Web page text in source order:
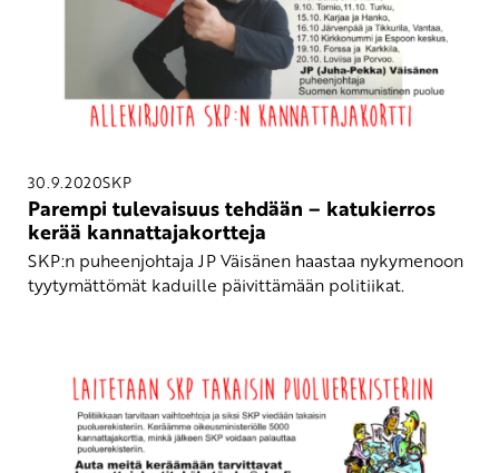
30.9.2020SKP
Parempi tulevaisuus tehdään – katukierros
kerää kannattajakortteja
SKP:n puheenjohtaja JP Väisänen haastaa nykymenoon
tyytymättömät kaduille päivittämään politiikat.